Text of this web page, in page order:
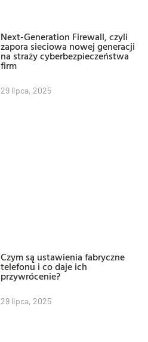
Next-Generation Firewall, czyli
zapora sieciowa nowej generacji
na straży cyberbezpieczeństwa
firm
29 lipca, 2025
Czym są ustawienia fabryczne
telefonu i co daje ich
przywrócenie?
29 lipca, 2025